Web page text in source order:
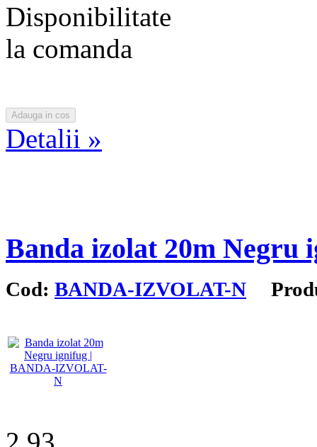
Disponibilitate
la comanda
Detalii »
Banda izolat 20m Negru
Cod: BANDA-IZVOLAT-N